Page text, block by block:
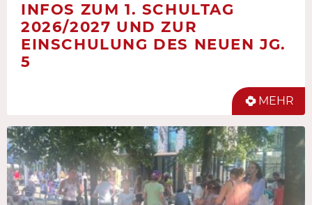
INFOS ZUM 1. SCHULTAG
2026/2027 UND ZUR
EINSCHULUNG DES NEUEN JG.
5
MEHR